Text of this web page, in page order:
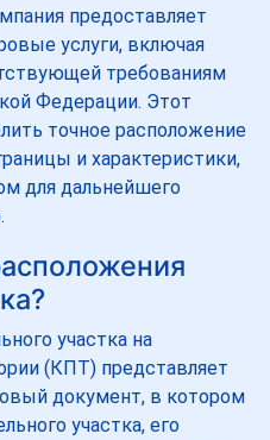
предоставляет
услуги, включая
требованиям
Федерации. Этот
точное расположение
и характеристики,
для дальнейшего
участка на
(КПТ) представляет
документ, в котором
участка, его